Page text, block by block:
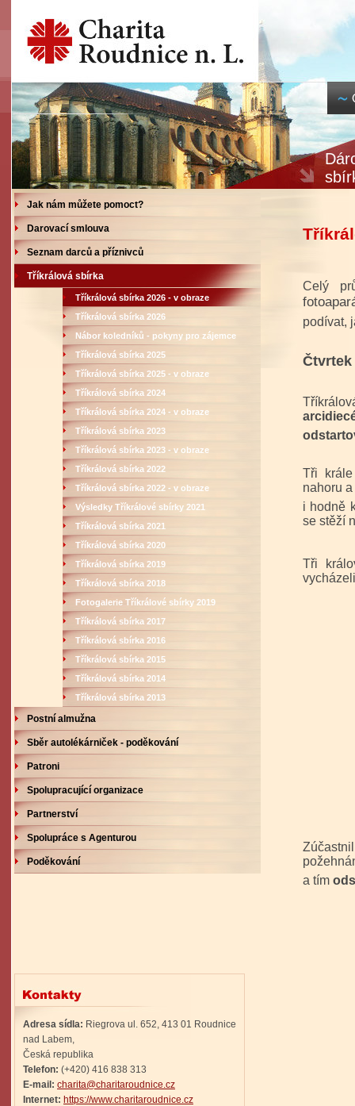
Jak nám můžete pomoct?
Darovací smlouva
Seznam darců a příznivců
Tříkrálová sbírka
Tříkrálová sbírka 2026 - v obraze
Tříkrálová sbírka 2026
Nábor koledníků - pokyny pro zájemce
Tříkrálová sbírka 2025
Tříkrálová sbírka 2025 - v obraze
Tříkrálová sbírka 2024
Tříkrálová sbírka 2024 - v obraze
Tříkrálová sbírka 2023
Tříkrálová sbírka 2023 - v obraze
Tříkrálová sbírka 2022
Tříkrálová sbírka 2022 - v obraze
Výsledky Tříkrálové sbírky 2021
Tříkrálová sbírka 2021
Tříkrálová sbírka 2020
Tříkrálová sbírka 2019
Tříkrálová sbírka 2018
Fotogalerie Tříkrálové sbírky 2019
Tříkrálová sbírka 2017
Tříkrálová sbírka 2016
Tříkrálová sbírka 2015
Tříkrálová sbírka 2014
Tříkrálová sbírka 2013
Postní almužna
Sběr autolékárniček - poděkování
Patroni
Spolupracující organizace
Partnerství
Spolupráce s Agenturou
Poděkování
Adresa sídla: Riegrova ul. 652, 413 01 Roudnice
nad Labem,
Česká republika
Telefon: (+420) 416 838 313
E-mail: charita@charitaroudnice.cz
Internet: https://www.charitaroudnice.cz
Celý
podívat,
Čtvrtek
Tři
nahoru
i hodně
se stěží
Tři
a tím